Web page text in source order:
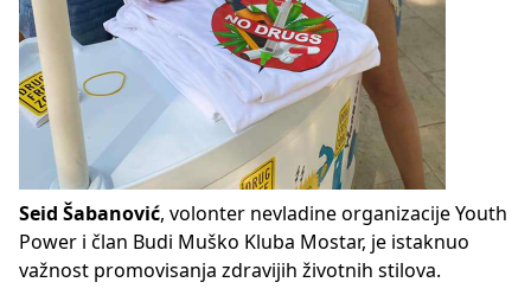
Seid Šabanović, volonter nevladine organizacije Youth
Power i član Budi Muško Kluba Mostar, je istaknuo
važnost promovisanja zdravijih životnih stilova.